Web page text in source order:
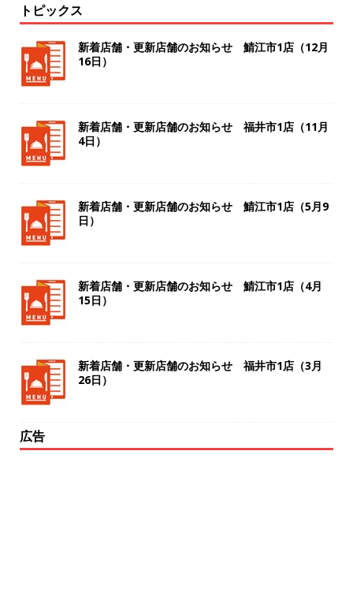
トピックス
新着店舗・更新店舗のお知らせ 鯖江市1店（12月
16日）
新着店舗・更新店舗のお知らせ 福井市1店（11月
4日）
新着店舗・更新店舗のお知らせ 鯖江市1店（5月9
日）
新着店舗・更新店舗のお知らせ 鯖江市1店（4月
15日）
新着店舗・更新店舗のお知らせ 福井市1店（3月
26日）
広告